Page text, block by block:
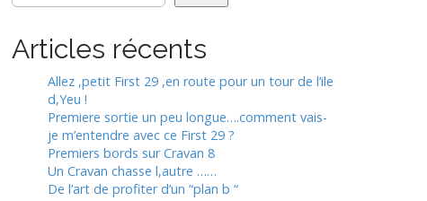
Articles récents
Allez ,petit First 29 ,en route pour un tour de l’ile
d,Yeu !
Premiere sortie un peu longue….comment vais-
je m’entendre avec ce First 29 ?
Premiers bords sur Cravan 8
Un Cravan chasse l,autre ……
De l’art de profiter d’un “plan b “